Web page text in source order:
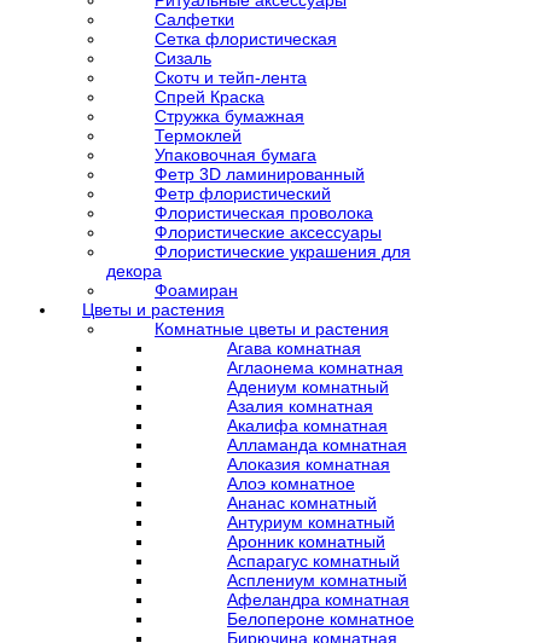
Салфетки
Сетка флористическая
Сизаль
Скотч и тейп-лента
Спрей Краска
Стружка бумажная
Термоклей
Упаковочная бумага
Фетр 3D ламинированный
Фетр флористический
Флористическая проволока
Флористические аксессуары
Флористические украшения для
декора
Фоамиран
Цветы и растения
Комнатные цветы и растения
Агава комнатная
Аглаонема комнатная
Адениум комнатный
Азалия комнатная
Акалифа комнатная
Алламанда комнатная
Алоказия комнатная
Алоэ комнатное
Ананас комнатный
Антуриум комнатный
Аронник комнатный
Аспарагус комнатный
Асплениум комнатный
Афеландра комнатная
Белопероне комнатное
Бирючина комнатная